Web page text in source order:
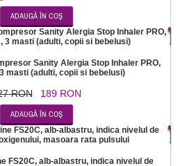
Sanity Alergia Stop Inhaler PRO,
masti (adulti, copii si bebelusi)
RON 189 RON
FS20C, alb-albastru, indica nivelul de